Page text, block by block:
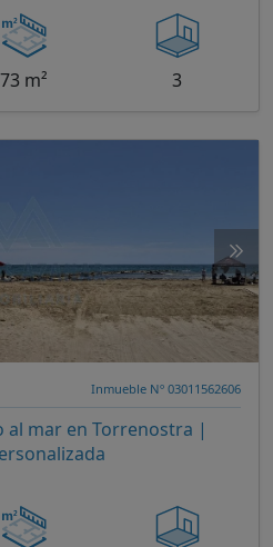
73 m² 3
Inmueble Nº 03011562606
al mar en Torrenostra |